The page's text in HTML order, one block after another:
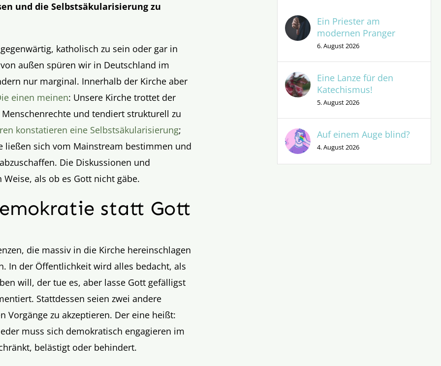
und die Selbstsäkularisierung zu
katholisch zu sein oder gar in
außen spüren wir in Deutschland im
nur marginal. Innerhalb der Kirche aber
einen meinen: Unsere Kirche trottet der
und tendiert strukturell zu
konstatieren eine Selbstsäkularisierung;
ließen sich vom Mainstream bestimmen und
Die Diskussionen und
als ob es Gott nicht gäbe.
statt Gott
die massiv in die Kirche hereinschlagen
In der Öffentlichkeit wird alles bedacht, als
will, der tue es, aber lasse Gott gefälligst
Stattdessen seien zwei andere
Vorgänge zu akzeptieren. Der eine heißt:
muss sich demokratisch engagieren im
belästigt oder behindert.
Ein Priester am
modernen Pranger
6. August 2026
Eine Lanze für den
Katechismus!
5. August 2026
Auf einem Auge blind?
4. August 2026